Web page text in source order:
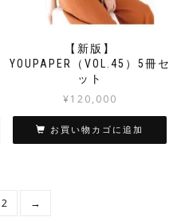
【新版】
YOUPAPER（VOL.45）5冊セ
ット
¥120,000
お買い物カゴに追加
2 →